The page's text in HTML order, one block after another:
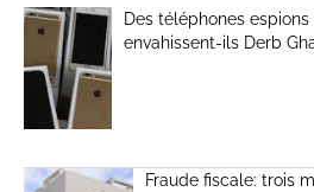
Des téléphones espions
envahissent-ils Derb
Fraude fiscale: trois